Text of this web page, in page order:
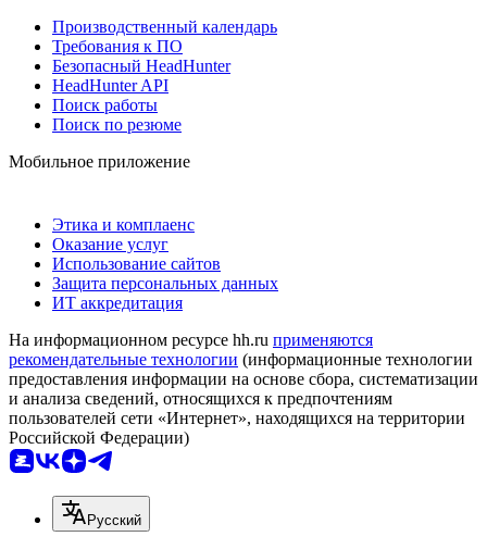
Производственный календарь
Требования к ПО
Безопасный HeadHunter
HeadHunter API
Поиск работы
Поиск по резюме
Мобильное приложение
Этика и комплаенс
Оказание услуг
Использование сайтов
Защита персональных данных
ИТ аккредитация
На информационном ресурсе hh.ru применяются
рекомендательные технологии (информационные технологии
предоставления информации на основе сбора, систематизации
и анализа сведений, относящихся к предпочтениям
пользователей сети «Интернет», находящихся на территории
Российской Федерации)
Русский